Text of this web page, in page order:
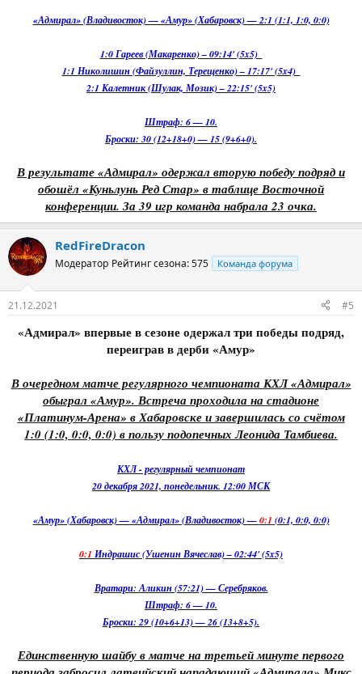
«Адмирал» (Владивосток) — «Амур» (Хабаровск) — 2:1 (1:1, 1:0, 0:0)
1:0 Гареев (Макаренко) – 09:14' (5x5)
1:1 Николишин (Файзуллин, Терещенко) – 17:17' (5x4)
2:1 Калетник (Шулак, Мозик) – 22:15' (5x5)
Штраф: 6 — 10.
Броски: 30 (12+18+0) — 15 (9+6+0).
В результате «Адмирал» одержал вторую победу подряд и
обошёл «Куньлунь Ред Стар» в таблице Восточной
конференции. За 39 игр команда набрала 23 очка.
RedFireDracon
Модератор Рейтинг сезона: 575 Команда форума
21.12.2021 #5
«Адмирал» впервые в сезоне одержал три победы подряд,
переиграв в дерби «Амур»
В очередном матче регулярного чемпионата КХЛ «Адмирал»
обыграл «Амур». Встреча проходила на стадионе
«Платинум-Арена» в Хабаровске и завершилась со счётом
1:0 (1:0, 0:0, 0:0) в пользу подопечных Леонида Тамбиева.
КХЛ - регулярный чемпионат
20 декабря 2021, понедельник. 12:00 МСК
«Амур» (Хабаровск) — «Адмирал» (Владивосток) —0:1 (0:1, 0:0, 0:0)
0:1 Индрашис (Ушенин Вячеслав) – 02:44' (5x5)
Вратари: Аликин (57:21) — Серебряков.
Штраф: 6 — 10.
Броски: 29 (10+6+13) — 26 (13+8+5).
Единственную шайбу в матче на третьей минуте первого